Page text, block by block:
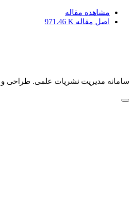
مشاهده مقاله
اصل مقاله 971.46 K
سامانه مدیریت نشریات علمی. طراحی و